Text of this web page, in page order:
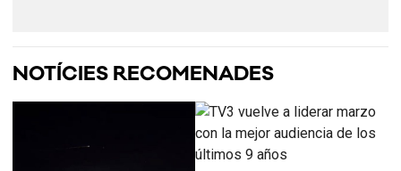
NOTÍCIES RECOMENADES